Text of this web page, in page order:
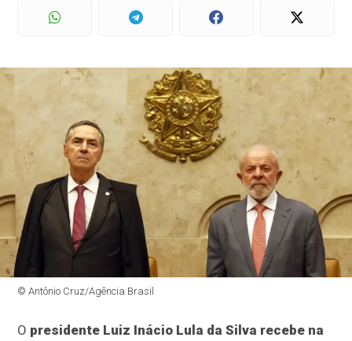
© Antônio Cruz/Agência Brasil
O presidente Luiz Inácio Lula da Silva recebe na